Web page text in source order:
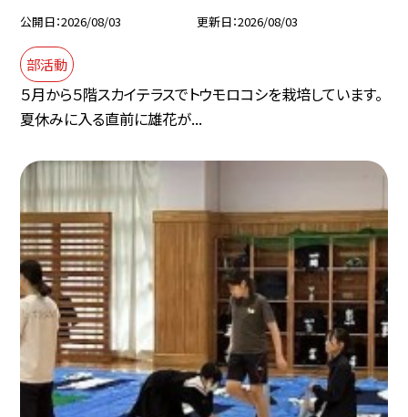
公開日 2026/08/03 更新日 2026/08/03
部活動
５月から５階スカイテラスでトウモロコシを栽培しています。
夏休みに入る直前に雄花が...